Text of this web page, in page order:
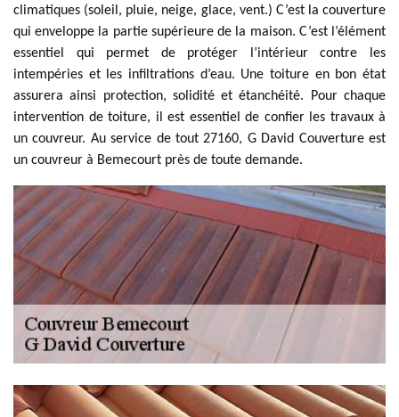
climatiques (soleil, pluie, neige, glace, vent.) C’est la couverture
qui enveloppe la partie supérieure de la maison. C’est l’élément
essentiel qui permet de protéger l’intérieur contre les
intempéries et les infiltrations d’eau. Une toiture en bon état
assurera ainsi protection, solidité et étanchéité. Pour chaque
intervention de toiture, il est essentiel de confier les travaux à
un couvreur. Au service de tout 27160, G David Couverture est
un couvreur à Bemecourt près de toute demande.